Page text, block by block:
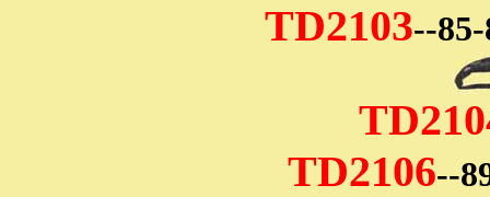
TD2103--
TD2106--